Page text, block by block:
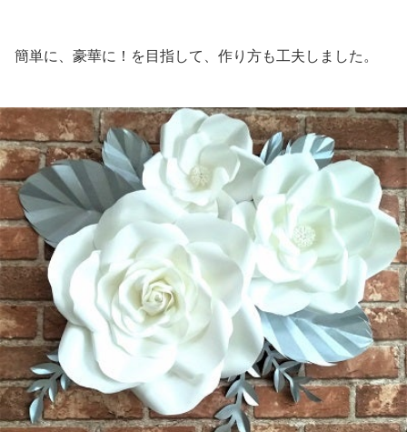
簡単に、豪華に！を目指して、作り方も工夫しました。